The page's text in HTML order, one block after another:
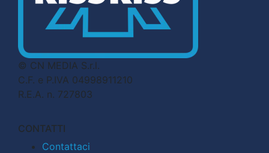
© CN MEDIA S.r.l.
C.F. e P.IVA 04998911210
R.E.A. n. 727803
CONTATTI
Contattaci